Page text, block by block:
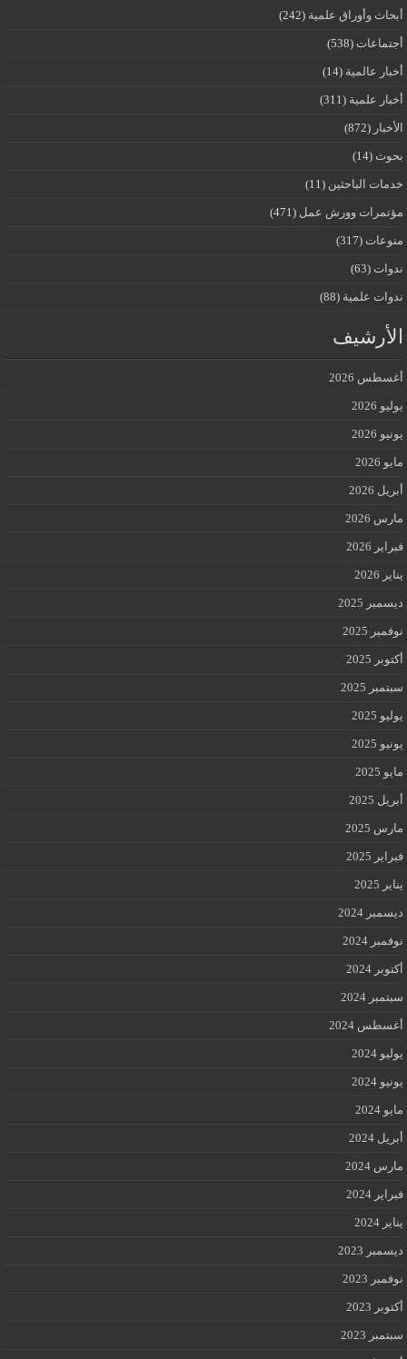
وأوراق علمية(242)
(538)
عالمية(14)
علمية(311)
(872)
(14)
الباحثين(11)
وورش عمل(471)
(317)
(63)
علمية(88)
2026
2026
2026
2026
2026
2026
2026
2025
2025
2025
2025
2025
2025
2025
2025
2025
2025
2024
2024
2024
2024
2024
2024
2024
2024
2024
2024
2024
2023
2023
2023
2023